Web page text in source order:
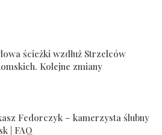
ścieżki wzdłuż Strzelców
Kolejne zmiany
Fedorczyk – kamerzysta ślubny
| FAQ